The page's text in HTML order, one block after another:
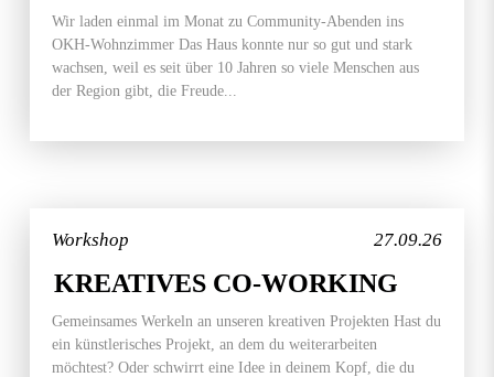
Wir laden einmal im Monat zu Community-Abenden ins
OKH-Wohnzimmer Das Haus konnte nur so gut und stark
wachsen, weil es seit über 10 Jahren so viele Menschen aus
der Region gibt, die Freude...
27.09.26
Workshop
KREATIVES CO-WORKING
Gemeinsames Werkeln an unseren kreativen Projekten Hast du
ein künstlerisches Projekt, an dem du weiterarbeiten
möchtest? Oder schwirrt eine Idee in deinem Kopf, die du